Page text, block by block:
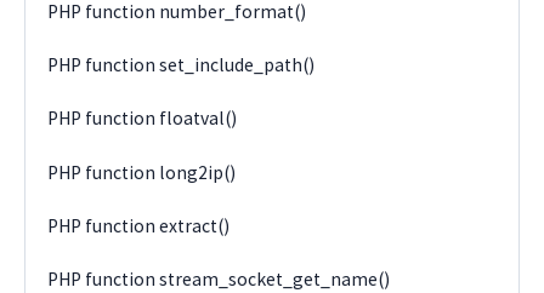
PHP function number_format()
PHP function set_include_path()
PHP function floatval()
PHP function long2ip()
PHP function extract()
PHP function stream_socket_get_name()